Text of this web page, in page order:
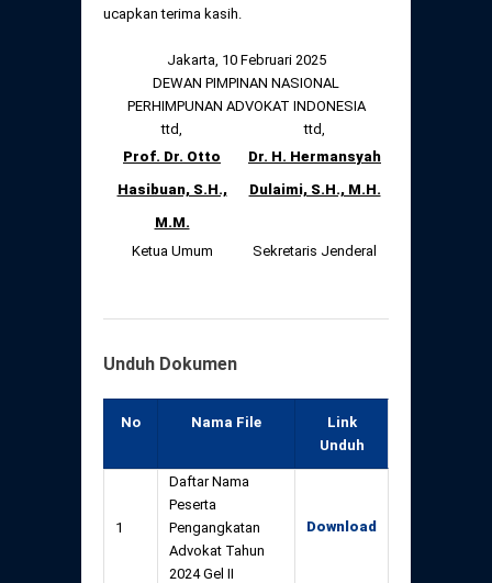
ucapkan terima kasih.
Jakarta, 10 Februari 2025
DEWAN PIMPINAN NASIONAL
PERHIMPUNAN ADVOKAT INDONESIA
ttd,
ttd,
Prof. Dr. Otto
Hasibuan, S.H.,
M.M.
Dr. H. Hermansyah
Dulaimi, S.H., M.H.
Ketua Umum Sekretaris Jenderal
Unduh Dokumen
No Nama File
Link
Unduh
1
Daftar Nama
Peserta
Pengangkatan
Advokat Tahun
2024 Gel II
Download